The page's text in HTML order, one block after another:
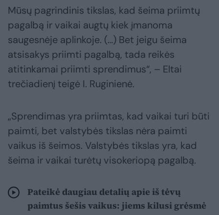
Mūsų pagrindinis tikslas, kad šeima priimtų
pagalbą ir vaikai augtų kiek įmanoma
saugesnėje aplinkoje. (…) Bet jeigu šeima
atsisakys priimti pagalbą, tada reikės
atitinkamai priimti sprendimus“, – Eltai
trečiadienį teigė I. Ruginienė.
„Sprendimas yra priimtas, kad vaikai turi būti
paimti, bet valstybės tikslas nėra paimti
vaikus iš šeimos. Valstybės tikslas yra, kad
šeima ir vaikai turėtų visokeriopą pagalbą.
Pateikė daugiau detalių apie iš tėvų
paimtus šešis vaikus: jiems kilusi grėsmė